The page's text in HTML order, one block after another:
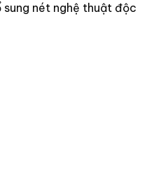
sung nét nghệ thuật độc